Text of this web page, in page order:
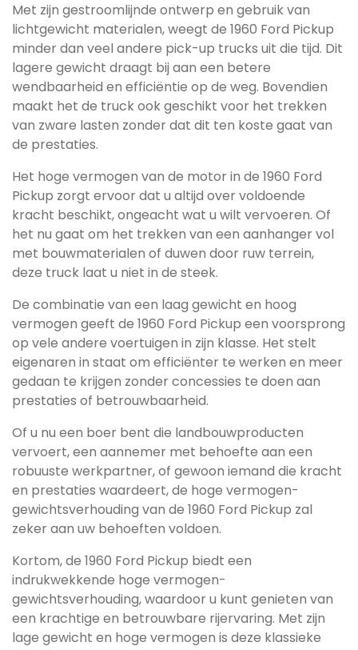
Met zijn gestroomlijnde ontwerp en gebruik van
lichtgewicht materialen, weegt de 1960 Ford Pickup
minder dan veel andere pick-up trucks uit die tijd. Dit
lagere gewicht draagt bij aan een betere
wendbaarheid en efficiëntie op de weg. Bovendien
maakt het de truck ook geschikt voor het trekken
van zware lasten zonder dat dit ten koste gaat van
de prestaties.
Het hoge vermogen van de motor in de 1960 Ford
Pickup zorgt ervoor dat u altijd over voldoende
kracht beschikt, ongeacht wat u wilt vervoeren. Of
het nu gaat om het trekken van een aanhanger vol
met bouwmaterialen of duwen door ruw terrein,
deze truck laat u niet in de steek.
De combinatie van een laag gewicht en hoog
vermogen geeft de 1960 Ford Pickup een voorsprong
op vele andere voertuigen in zijn klasse. Het stelt
eigenaren in staat om efficiënter te werken en meer
gedaan te krijgen zonder concessies te doen aan
prestaties of betrouwbaarheid.
Of u nu een boer bent die landbouwproducten
vervoert, een aannemer met behoefte aan een
robuuste werkpartner, of gewoon iemand die kracht
en prestaties waardeert, de hoge vermogen-
gewichtsverhouding van de 1960 Ford Pickup zal
zeker aan uw behoeften voldoen.
Kortom, de 1960 Ford Pickup biedt een
indrukwekkende hoge vermogen-
gewichtsverhouding, waardoor u kunt genieten van
een krachtige en betrouwbare rijervaring. Met zijn
lage gewicht en hoge vermogen is deze klassieke